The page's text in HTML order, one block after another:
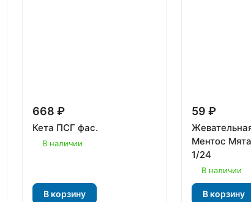
668 ₽
Кета ПСГ фас.
В наличии
В корзину
59 ₽
Ментос
1/24
В наличии
В корзину